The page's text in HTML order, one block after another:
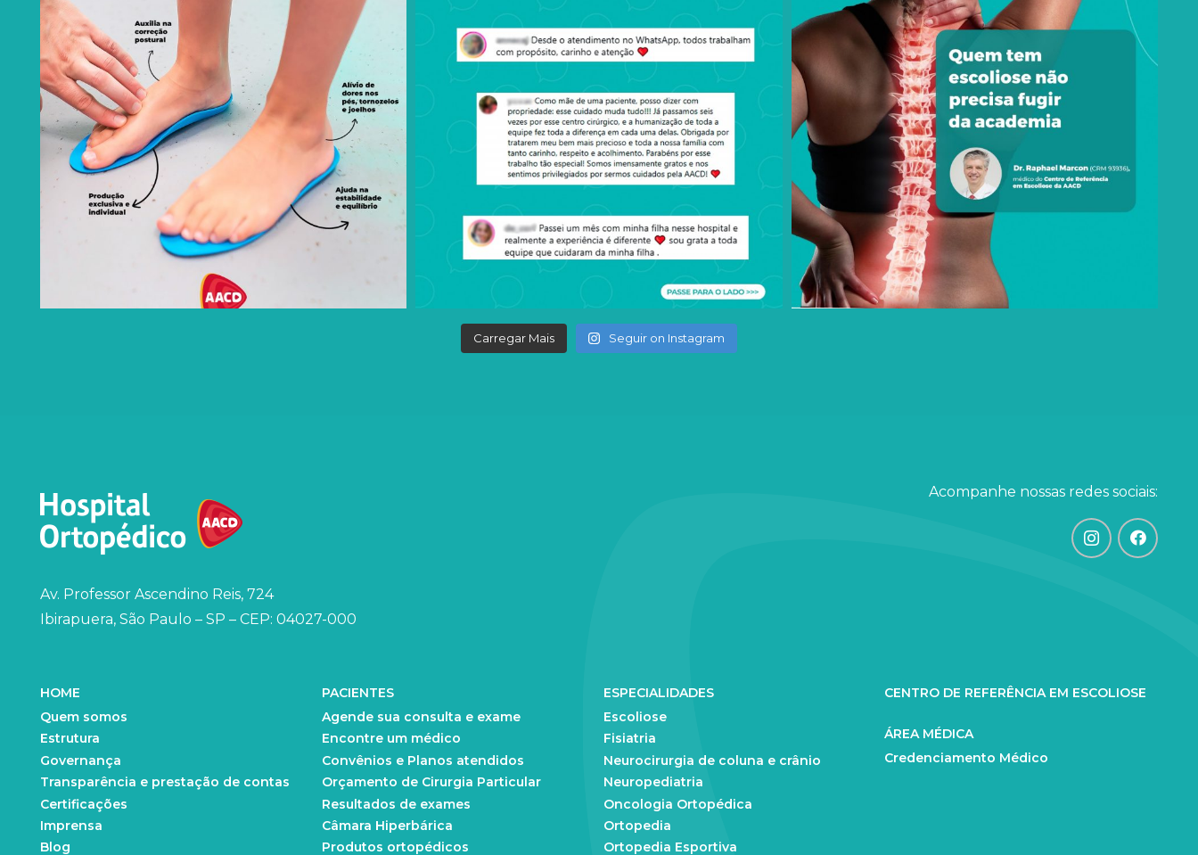
Carregar Mais Seguir on Instagram
Av. Professor Ascendino Reis, 724
Ibirapuera, São Paulo – SP – CEP: 04027-000
Acompanhe nossas redes sociais:
HOME
Quem somos
Estrutura
Governança
Transparência e prestação de contas
Certificações
Imprensa
Blog
PACIENTES
Agende sua consulta e exame
Encontre um médico
Convênios e Planos atendidos
Orçamento de Cirurgia Particular
Resultados de exames
Câmara Hiperbárica
Produtos ortopédicos
ESPECIALIDADES
Escoliose
Fisiatria
Neurocirurgia de coluna e crânio
Neuropediatria
Oncologia Ortopédica
Ortopedia
Ortopedia Esportiva
CENTRO DE REFERÊNCIA EM ESCOLIOSE
ÁREA MÉDICA
Credenciamento Médico